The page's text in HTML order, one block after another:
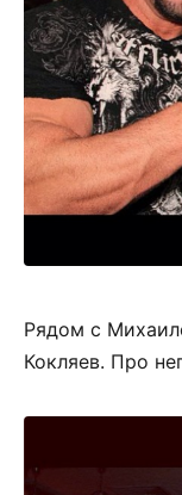
Рядом с
Кокляев. Про